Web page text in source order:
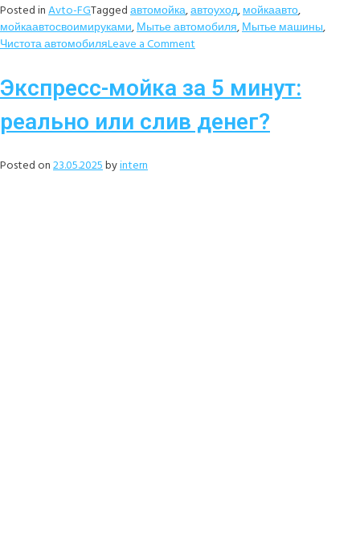
Posted inAvto-FGTaggedавтомойка,автоуход,мойкаавто,
мойкаавтосвоимируками,Мытье автомобиля,Мытье машины,
Чистота автомобиляLeave a Comment
Экспресс-мойка за 5 минут:
реально или слив денег?
Posted on23.05.2025byintern